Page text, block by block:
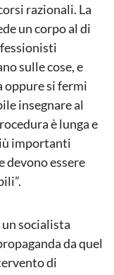
razionali. La
un corpo al di
sulle cose, e
oppure si fermi
insegnare al
è lunga e
importanti
devono essere
socialista
da quel
di